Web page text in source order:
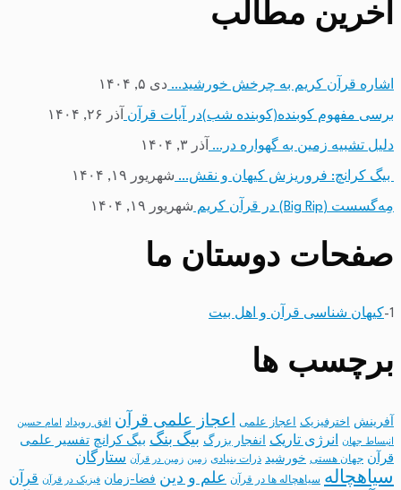
آخرین مطالب
اشاره قرآن کریم به چرخش خورشید… دی ۵, ۱۴۰۴
برسی مفهوم کوبنده(کوبنده شب)در آیات قرآن آذر ۲۶, ۱۴۰۴
دلیل تشبیه زمین به گهواره در… آذر ۳, ۱۴۰۴
بیگ کرانچ: فروریزش کیهان و نقش… شهریور ۱۹, ۱۴۰۴
مِه‌گسست (Big Rip) در قرآن کریم شهریور ۱۹, ۱۴۰۴
صفحات دوستان ما
1- کیهان شناسی قرآن و اهل بیت
برچسب ها
آفرینش اخترفیزیک اعجاز علمی اعجاز علمی قرآن افق رویداد امام حسین
انبساط جهان انرژی تاریک انفجار بزرگ بیگ بنگ بیگ کرانچ تفسیر علمی
قرآن جهان هستی خورشید ذرات بنیادی زمین زمین در قرآن ستارگان
سیاهچاله سیاهچاله ها در قرآن علم و دین فضا-زمان فیزیک در قرآن قرآن